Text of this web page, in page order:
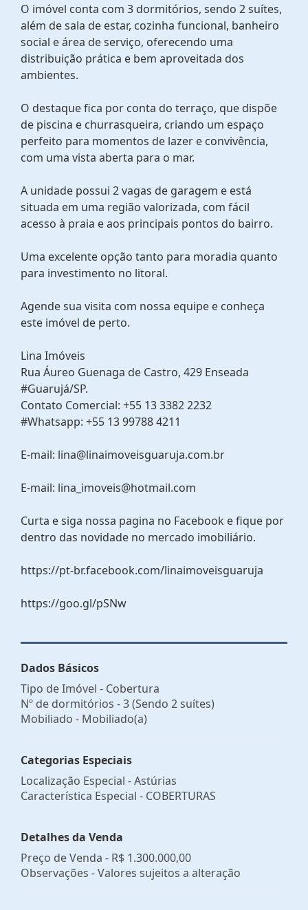
O imóvel conta com 3 dormitórios, sendo 2 suítes,
além de sala de estar, cozinha funcional, banheiro
social e área de serviço, oferecendo uma
distribuição prática e bem aproveitada dos
ambientes.
O destaque fica por conta do terraço, que dispõe
de piscina e churrasqueira, criando um espaço
perfeito para momentos de lazer e convivência,
com uma vista aberta para o mar.
A unidade possui 2 vagas de garagem e está
situada em uma região valorizada, com fácil
acesso à praia e aos principais pontos do bairro.
Uma excelente opção tanto para moradia quanto
para investimento no litoral.
Agende sua visita com nossa equipe e conheça
este imóvel de perto.
Lina Imóveis
Rua Áureo Guenaga de Castro, 429 Enseada
#Guarujá/SP.
Contato Comercial: +55 13 3382 2232
#Whatsapp: +55 13 99788 4211
E-mail: lina@linaimoveisguaruja.com.br
E-mail: lina_imoveis@hotmail.com
Curta e siga nossa pagina no Facebook e fique por
dentro das novidade no mercado imobiliário.
https://pt-br.facebook.com/linaimoveisguaruja
https://goo.gl/pSNw
Dados Básicos
Tipo de Imóvel - Cobertura
Nº de dormitórios - 3 (Sendo 2 suítes)
Mobiliado - Mobiliado(a)
Categorias Especiais
Localização Especial - Astúrias
Característica Especial - COBERTURAS
Detalhes da Venda
Preço de Venda - R$ 1.300.000,00
Observações - Valores sujeitos a alteração